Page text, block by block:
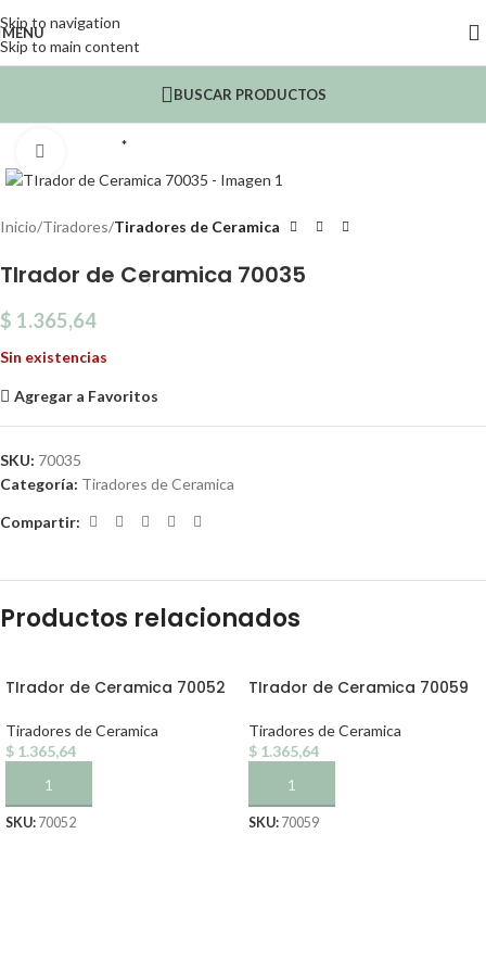
Skip to navigation
Skip to main content
MENU
BUSCAR PRODUCTOS
*
Inicio Tiradores Tiradores de Ceramica
TIrador de Ceramica 70035
$ 1.365,64
Sin existencias
Agregar a Favoritos
SKU: 70035
Categoría: Tiradores de Ceramica
Compartir:
Productos relacionados
TIrador de Ceramica 70052
Tiradores de Ceramica
$ 1.365,64
AÑADIR AL CARRITO
SKU: 70052
TIrador de Ceramica 70059
Tiradores de Ceramica
$ 1.365,64
AÑADIR AL CARRITO
SKU: 70059